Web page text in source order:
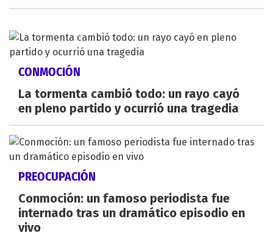
CONMOCIÓN
La tormenta cambió todo: un rayo cayó
en pleno partido y ocurrió una tragedia
PREOCUPACIÓN
Conmoción: un famoso periodista fue
internado tras un dramático episodio en
vivo